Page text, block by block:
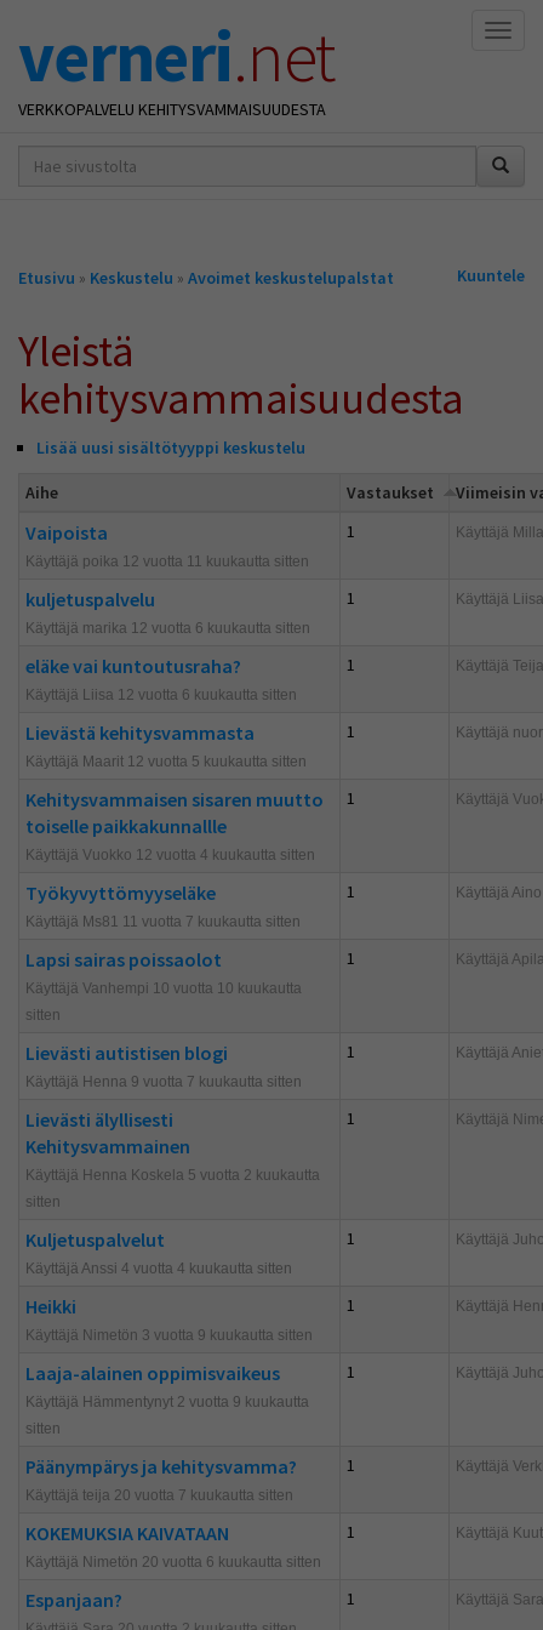
verneri.net
VERKKOPALVELU KEHITYSVAMMAISUUDESTA
hakusana(t)
Olet
Etusivu » Keskustelu » Avoimet keskustelupalstat Kuuntele
Yleistä
kehitysvammaisuudesta
Lisää uusi sisältötyyppi keskustelu
Aihe Vastaukset Viimeisin
Vaipoista
Käyttäjä poika 12 vuotta 11 kuukautta sitten
1 Käyttäjä Milla
kuljetuspalvelu
Käyttäjä marika 12 vuotta 6 kuukautta sitten
1 Käyttäjä Liisa
eläke vai kuntoutusraha?
Käyttäjä Liisa 12 vuotta 6 kuukautta sitten
1 Käyttäjä Teija
Lievästä kehitysvammasta
Käyttäjä Maarit 12 vuotta 5 kuukautta sitten
1 Käyttäjä
Kehitysvammaisen sisaren muutto
toiselle paikkakunnallle
Käyttäjä Vuokko 12 vuotta 4 kuukautta sitten
1 Käyttäjä
Työkyvyttömyyseläke
Käyttäjä Ms81 11 vuotta 7 kuukautta sitten
1 Käyttäjä Aino
Lapsi sairas poissaolot
Käyttäjä Vanhempi 10 vuotta 10 kuukautta
sitten
1 Käyttäjä
Lievästi autistisen blogi
Käyttäjä Henna 9 vuotta 7 kuukautta sitten
1 Käyttäjä
Lievästi älyllisesti
Kehitysvammainen
Käyttäjä Henna Koskela 5 vuotta 2 kuukautta
sitten
1 Käyttäjä
Kuljetuspalvelut
Käyttäjä Anssi 4 vuotta 4 kuukautta sitten
1 Käyttäjä
Heikki
Käyttäjä Nimetön 3 vuotta 9 kuukautta sitten
1 Käyttäjä
Laaja-alainen oppimisvaikeus
Käyttäjä Hämmentynyt 2 vuotta 9 kuukautta
sitten
1 Käyttäjä
Päänympärys ja kehitysvamma?
Käyttäjä teija 20 vuotta 7 kuukautta sitten
1 Käyttäjä
KOKEMUKSIA KAIVATAAN
Käyttäjä Nimetön 20 vuotta 6 kuukautta sitten
1 Käyttäjä
Espanjaan? 1 Käyttäjä Sara